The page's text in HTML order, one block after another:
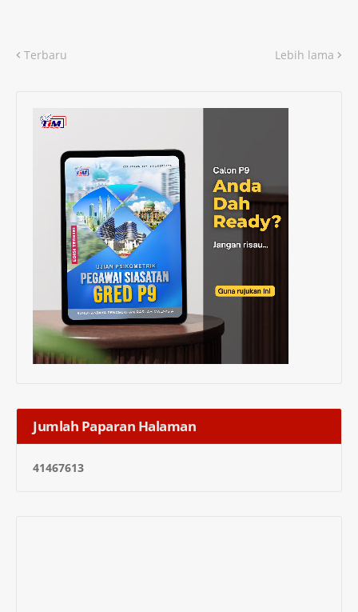
Terbaru Lebih lama
Jumlah Paparan Halaman
41467613